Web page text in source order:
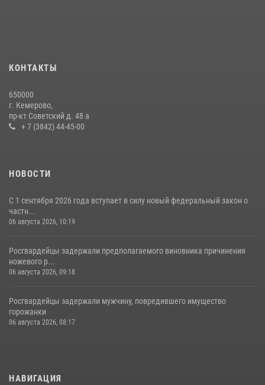
КОНТАКТЫ
650000
г. Кемерово,
пр-кт Советский д. 48 а
+ 7 (3842) 44-45-00
НОВОСТИ
С 1 сентября 2026 года вступает в силу новый федеральный закон о
частн...
06 августа 2026, 10:19
Росгвардейцы задержали предполагаемого виновника причинения
ножевого р...
06 августа 2026, 09:18
Росгвардейцы задержали мужчину, повредившего имущество
горожанки
06 августа 2026, 08:17
НАВИГАЦИЯ